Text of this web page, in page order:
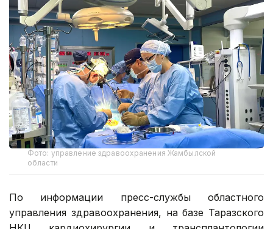
Фото: управление здравоохранения Жамбылской
области
По информации пресс-службы областного
управления здравоохранения, на базе Таразского